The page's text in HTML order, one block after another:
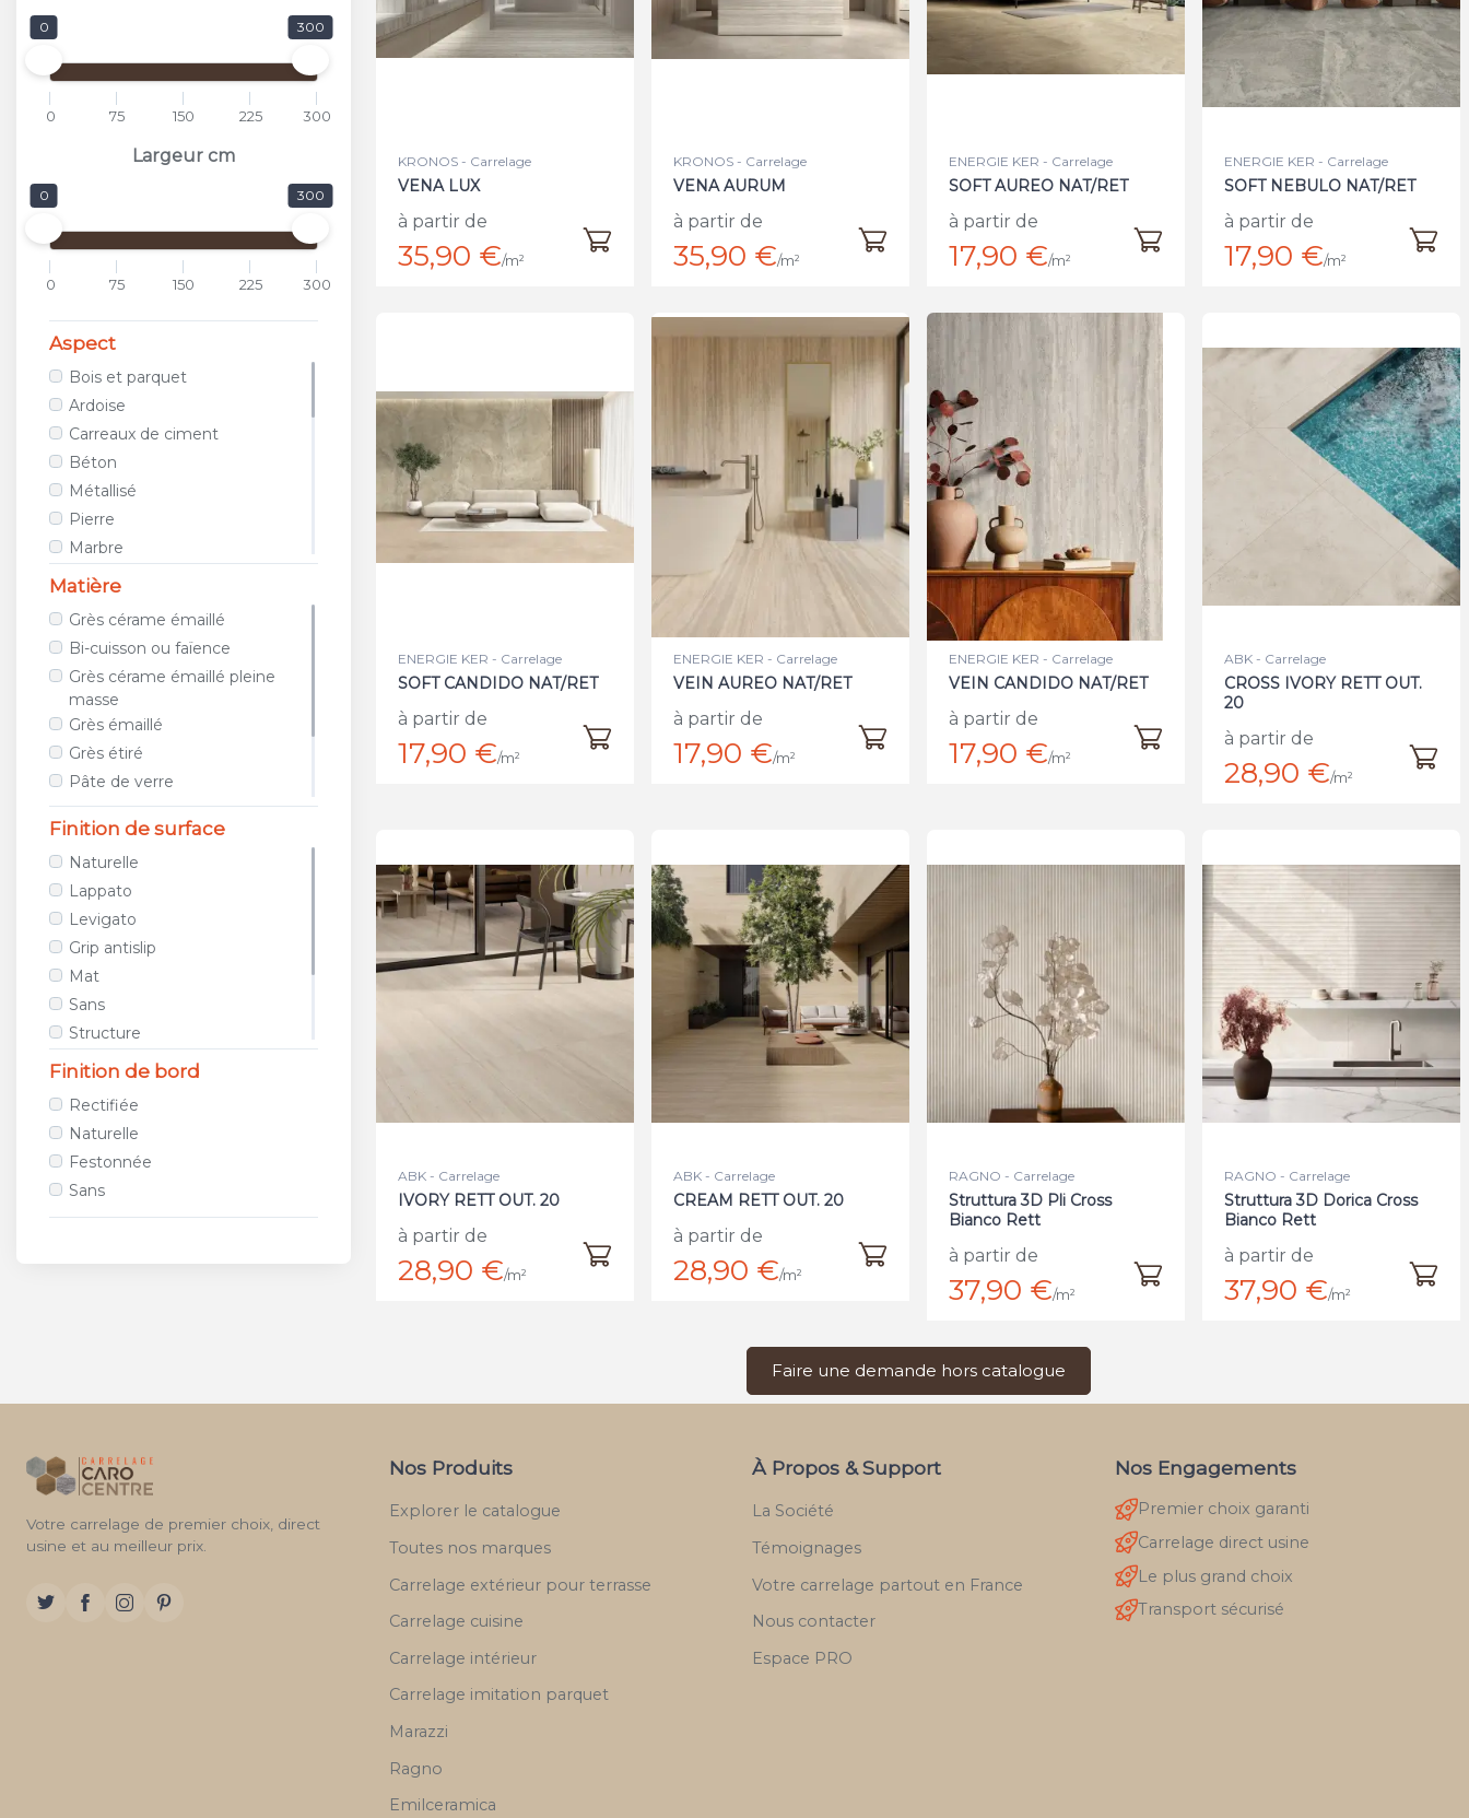
AREA CERAMICHE
AREZIA
ARGENTA
ARIOSTEA
ARPA
ARTISTICA DUE
ASCOT
ASTOR
ATLAS CONCORDE
AVA CERAMICA
AZTECA CERAMICA
AZULEJOS BENADRESA
AZULEV
AZUVI
B&B CERAMICHE
BAERWOLF
BAGATTINI
BARDELLI
BAYKER
BELLACASA CERAMICA
BELLAVISTA
BIOPETRA
BISAZZA
BLUSTYLE
BOXER
BRENNERO
CAESAR
CAPRI CERAMICHE
CARMEN CERAMICA ART
CASA BELLA
CASA DOLCE CASA
CASAINFINITA
CASTELVETRO CERAMICHE
CE.SI.
CEDAM
CEDIR
CERAMICHE MASTER
CERASARDA
CERDISA
0 300
0 75 150 225 300
Largeur cm
0 300
0 75 150 225 300
Aspect
Bois et parquet
Ardoise
Carreaux de ciment
Béton
Métallisé
Pierre
Marbre
Tissu / Cuir
Géométrique
Images et photos
Galet et mosaïque
Travertin
Terracotta
Zellige
Terrazzo
Floral
Pierre de Bali
Brique
Onyx
Matière
Grès cérame émaillé
Bi-cuisson ou faïence
Grès cérame émaillé pleine
masse
Grès émaillé
Grès étiré
Pâte de verre
Métal
Poudre
Liquide
Finition de surface
Naturelle
Lappato
Levigato
Grip antislip
Mat
Sans
Structure
Soft ou satiné
Finition de bord
Rectifiée
Naturelle
Festonnée
Sans
KRONOS - Carrelage
VENA LUX
à partir de
35,90 €/m²
KRONOS - Carrelage
VENA AURUM
à partir de
35,90 €/m²
ENERGIE KER - Carrelage
SOFT AUREO NAT/RET
à partir de
17,90 €/m²
ENERGIE KER - Carrelage
SOFT NEBULO NAT/RET
à partir de
17,90 €/m²
ENERGIE KER - Carrelage
SOFT CANDIDO NAT/RET
à partir de
17,90 €/m²
ENERGIE KER - Carrelage
VEIN AUREO NAT/RET
à partir de
17,90 €/m²
ENERGIE KER - Carrelage
VEIN CANDIDO NAT/RET
à partir de
17,90 €/m²
ABK - Carrelage
CROSS IVORY RETT OUT.
20
à partir de
28,90 €/m²
ABK - Carrelage
IVORY RETT OUT. 20
à partir de
28,90 €/m²
ABK - Carrelage
CREAM RETT OUT. 20
à partir de
28,90 €/m²
RAGNO - Carrelage
Struttura 3D Pli Cross
Bianco Rett
à partir de
37,90 €/m²
RAGNO - Carrelage
Struttura 3D Dorica Cross
Bianco Rett
à partir de
37,90 €/m²
Faire une demande hors catalogue
Votre carrelage de premier choix, direct
usine et au meilleur prix.
Nos Produits
Explorer le catalogue
Toutes nos marques
Carrelage extérieur pour terrasse
Carrelage cuisine
Carrelage intérieur
Carrelage imitation parquet
Marazzi
Ragno
Emilceramica
À Propos & Support
La Société
Témoignages
Votre carrelage partout en France
Nous contacter
Espace PRO
Nos Engagements
Premier choix garanti
Carrelage direct usine
Le plus grand choix
Transport sécurisé